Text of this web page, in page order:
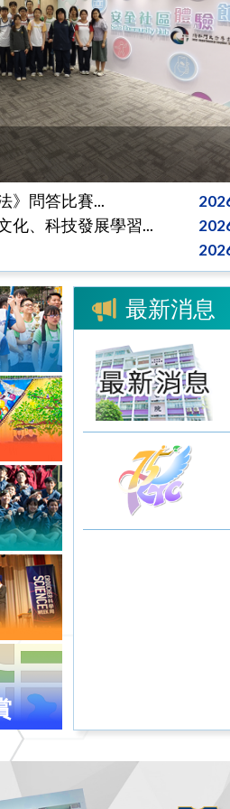
》問答比賽...
化、科技發展學習...
最新消息